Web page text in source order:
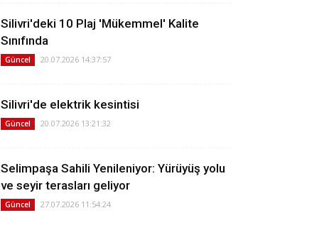
Silivri'deki 10 Plaj 'Mükemmel' Kalite
Sınıfında
Güncel 20.07.2026 14:37:57
Silivri'de elektrik kesintisi
Güncel 20.07.2026 13:21:32
Selimpaşa Sahili Yenileniyor: Yürüyüş yolu
ve seyir terasları geliyor
Güncel 27.07.2026 11:54:24